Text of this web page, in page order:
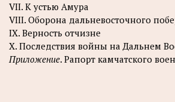
VII. К устью Амура
VIII. Оборона дальневосточного
IX. Верность отчизне
X. Последствия войны на Дальнем
Приложение. Рапорт камчатского